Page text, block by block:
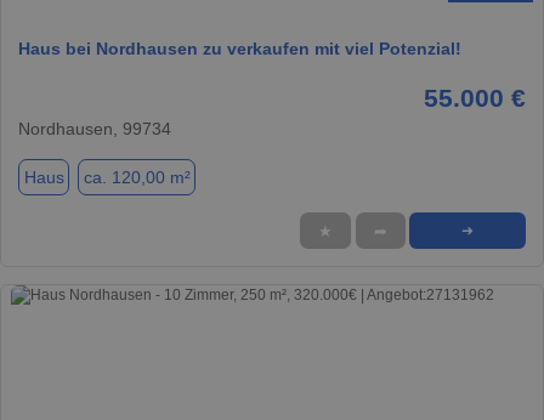
Haus bei Nordhausen zu verkaufen mit viel Potenzial!
55.000 €
Nordhausen, 99734
Haus ca. 120,00 m²
★ ➦ ➜